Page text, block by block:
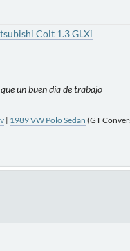
Colt 1.3 GLXi
un buen dia de trabajo
| 1989 VW Polo Sedan (GT